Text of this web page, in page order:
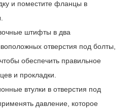
и поместите фланцы в
штифты в два
отверстия под болты,
обеспечить правильное
и прокладки.
втулки в отверстия под
давление, которое